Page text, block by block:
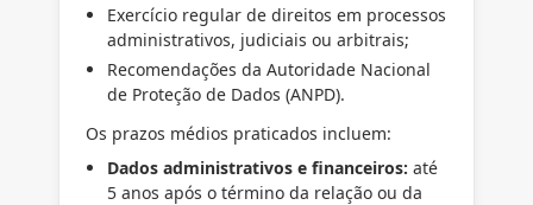
Exercício regular de direitos em processos
administrativos, judiciais ou arbitrais;
Recomendações da Autoridade Nacional
de Proteção de Dados (ANPD).
Os prazos médios praticados incluem:
Dados administrativos e financeiros: até
5 anos após o término da relação ou da